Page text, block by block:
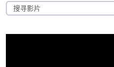
搜
寻
片